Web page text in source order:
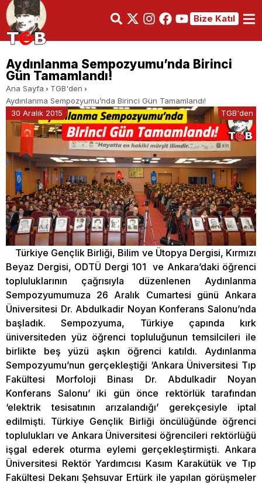
Bize Katıl
Aydınlanma Sempozyumu’nda Birinci
Gün Tamamlandı!
Ana Sayfa
TGB'den
Aydınlanma Sempozyumu’nda Birinci Gün Tamamlandı!
30 Aralık 2015
TGB'den
Türkiye Gençlik Birliği, Bilim ve Ütopya Dergisi, Kırmızı
Beyaz Dergisi, ODTÜ Dergi 101 ve Ankara’daki öğrenci
topluluklarının çağrısıyla düzenlenen Aydınlanma
Sempozyumumuza 26 Aralık Cumartesi günü Ankara
Üniversitesi Dr. Abdulkadir Noyan Konferans Salonu’nda
başladık. Sempozyuma, Türkiye çapında kırk
üniversiteden yüz öğrenci topluluğunun temsilcileri ile
birlikte beş yüzü aşkın öğrenci katıldı. Aydınlanma
Sempozyumu’nun gerçekleştiği ‘Ankara Üniversitesi Tıp
Fakültesi Morfoloji Binası Dr. Abdulkadir Noyan
Konferans Salonu’ iki gün önce rektörlük tarafından
‘elektrik tesisatının arızalandığı’ gerekçesiyle iptal
edilmişti. Türkiye Gençlik Birliği öncülüğünde öğrenci
toplulukları ve Ankara Üniversitesi öğrencileri rektörlüğü
işgal ederek oturma eylemi gerçekleştirmişti. Ankara
Üniversitesi Rektör Yardımcısı Kasım Karakütük ve Tıp
Fakültesi Dekanı Şehsuvar Ertürk ile yapılan görüşmeler